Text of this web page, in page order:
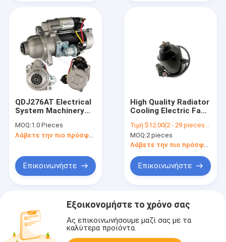
QDJ276AT Electrical
System Machinery
Automatic Motor
Starter
MOQ:1.0 Pieces
Λάβετε την πιο πρόσφατη τιμή
Επικοινωνήστε
High Quality Radiator
Cooling Electric Fan
Accord CRV 19030-
RAA-A01 19030-PNA-
003 19030-RZA-A01
Τιμή:$12.00(2 - 29 pieces) $10.00(30 - 99 pieces) $9.00(>=100 pieces)
MOQ:2 pieces
Λάβετε την πιο πρόσφατη τιμή
Επικοινωνήστε
Εξοικονομήστε το χρόνο σας
Ας επικοινωνήσουμε μαζί σας με τα
καλύτερα προϊόντα.